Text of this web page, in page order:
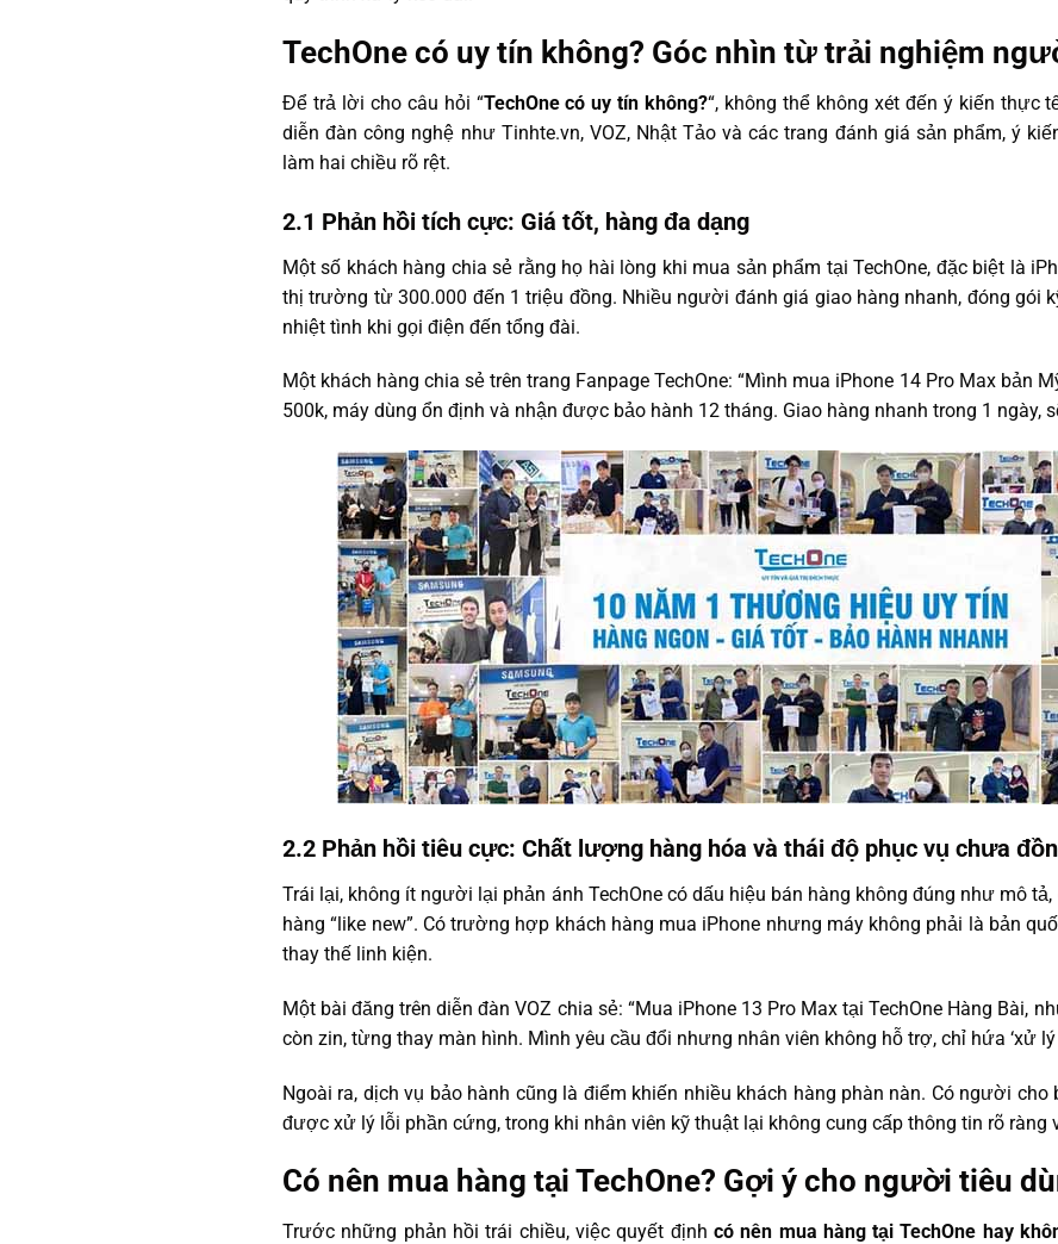
TechOne có uy tín không? Góc nhìn từ trải nghiệm
Để trả lời cho câu hỏi “TechOne có uy tín không?“, không thể không xét đến ý kiến thực
diễn đàn công nghệ như Tinhte.vn, VOZ, Nhật Tảo và các trang đánh giá sản phẩm, ý
làm hai chiều rõ rệt.
2.1 Phản hồi tích cực: Giá tốt, hàng đa dạng
Một số khách hàng chia sẻ rằng họ hài lòng khi mua sản phẩm tại TechOne, đặc biệt là
thị trường từ 300.000 đến 1 triệu đồng. Nhiều người đánh giá giao hàng nhanh, đóng gói
nhiệt tình khi gọi điện đến tổng đài.
Một khách hàng chia sẻ trên trang Fanpage TechOne: “Mình mua iPhone 14 Pro Max bản
500k, máy dùng ổn định và nhận được bảo hành 12 tháng. Giao hàng nhanh trong 1 ngày,
2.2 Phản hồi tiêu cực: Chất lượng hàng hóa và thái độ phục vụ chưa
Trái lại, không ít người lại phản ánh TechOne có dấu hiệu bán hàng không đúng như mô
hàng “like new”. Có trường hợp khách hàng mua iPhone nhưng máy không phải là bản
thay thế linh kiện.
Một bài đăng trên diễn đàn VOZ chia sẻ: “Mua iPhone 13 Pro Max tại TechOne Hàng Bài,
còn zin, từng thay màn hình. Mình yêu cầu đổi nhưng nhân viên không hỗ trợ, chỉ hứa ‘xử lý
Ngoài ra, dịch vụ bảo hành cũng là điểm khiến nhiều khách hàng phàn nàn. Có người
được xử lý lỗi phần cứng, trong khi nhân viên kỹ thuật lại không cung cấp thông tin rõ ràng
Có nên mua hàng tại TechOne? Gợi ý cho người tiêu
Trước những phản hồi trái chiều, việc quyết định có nên mua hàng tại TechOne hay